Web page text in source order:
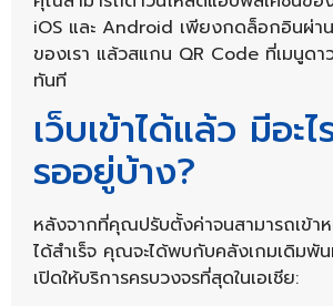
iOS และ Android เพียงกดล็อกอินผ่า
ของเรา แล้วสแกน QR Code ที่เมนูดา
ทันที
เว็บเข้าได้แล้ว มีอะ
รออยู่บ้าง?
หลังจากที่คุณปรับตั้งค่าจนสามารถเข้า
ได้สำเร็จ คุณจะได้พบกับคลังเกมเดิมพั
เปิดให้บริการครบวงจรที่สุดในเอเชีย: